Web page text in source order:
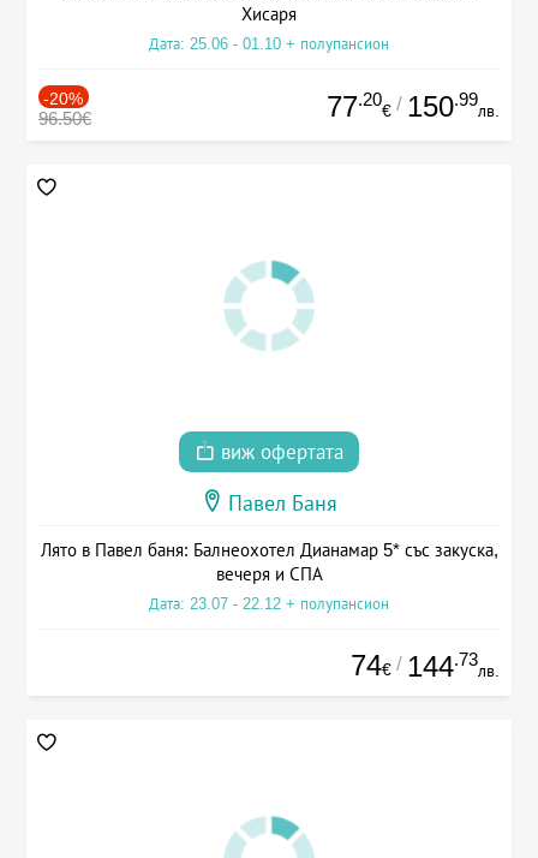
Хисаря
Дата: 25.06 - 01.10 + полупансион
-20%
96.50€ 77.20
€ / 150.99
лв.
виж офертата
Павел Баня
Лято в Павел баня: Балнеохотел Дианамар 5* със закуска,
вечеря и СПА
Дата: 23.07 - 22.12 + полупансион
74€ / 144.73
лв.